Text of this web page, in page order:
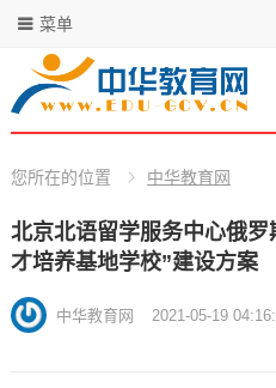
菜单
您所在的位置 中华教育网
北京北语留学服务中心俄
才培养基地学校”建设方案
中华教育网 2021-05-19